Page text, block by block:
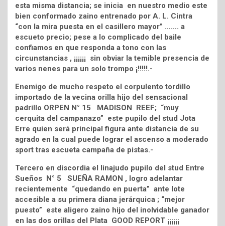
esta misma distancia; se inicia en nuestro medio este
bien conformado zaino entrenado por A. L. Cintra
“con la mira puesta en el casillero mayor” ……. a
escueto precio; pese a lo complicado del baile
confiamos en que responda a tono con las
circunstancias , ¡¡¡¡¡¡ sin obviar la temible presencia de
varios nenes para un solo trompo ¡!!!!!.-
Enemigo de mucho respeto el corpulento tordillo
importado de la vecina orilla hijo del sensacional
padrillo ORPEN N° 15 MADISON REEF; “muy
cerquita del campanazo” este pupilo del stud Jota
Erre quien será principal figura ante distancia de su
agrado en la cual puede lograr el ascenso a moderado
sport tras escueta campaña de pistas.-
Tercero en discordia el linajudo pupilo del stud Entre
Sueños N° 5 SUEÑA RAMON , logro adelantar
recientemente “quedando en puerta” ante lote
accesible a su primera diana jerárquica ; “mejor
puesto” este aligero zaino hijo del inolvidable ganador
en las dos orillas del Plata GOOD REPORT ¡¡¡¡¡¡